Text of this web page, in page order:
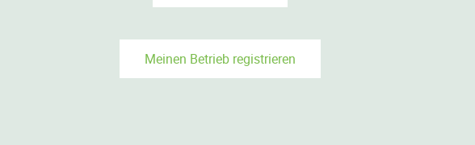
Meinen Betrieb registrieren